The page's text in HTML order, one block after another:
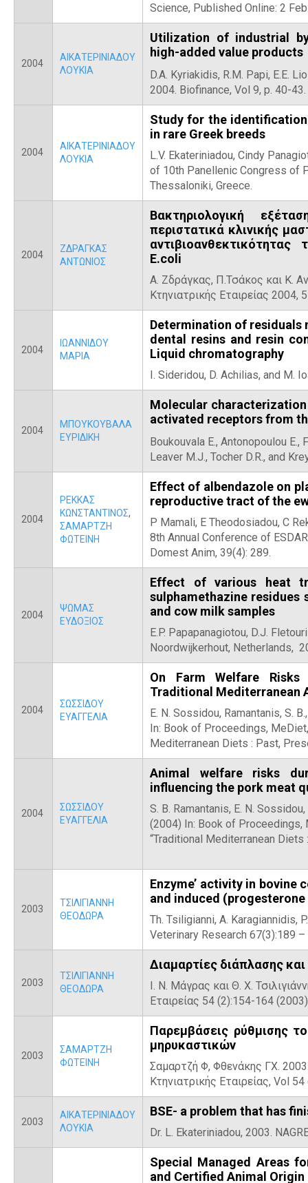
Science, Published Online: 2
2004
ΑΙΚΑΤΕΡΙΝΙΑΔΟΥ
ΛΟΥΚΙΑ
Utilization of industrial
high-added value products
D.A. Kyriakidis, R.M. Papi, E.E.
2004. Biofinance, Vol 9, p. 40-43.
2004
ΑΙΚΑΤΕΡΙΝΙΑΔΟΥ
ΛΟΥΚΙΑ
Study for the
in rare Greek breeds
L.V. Ekateriniadou, Cindy
of 10th Panellenic Congress of
Thessaloniki, Greece.
2004
ΖΔΡΑΓΚΑΣ
ΑΝΤΩΝΙΟΣ
Βακτηριολογική
περιστατικά κλινικής
E.coli
Α. Ζδράγκας, Π.Τσάκος και Κ.
Κτηνιατρικής Εταιρείας 2004,
2004
ΙΩΑΝΝΙΔΟΥ
ΜΑΡΙΑ
Determination of
dental resins and resin
Liquid chromatography
I. Sideridou, D. Achilias, and M.
2004
ΜΠΟΥΚΟΥΒΑΛΑ
ΕΥΡΙΔΙΚΗ
Molecular
activated receptors from
Boukouvala E., Antonopoulou E.,
Leaver M.J., Tocher D.R., and
2004
ΡΕΚΚΑΣ
ΚΩΝΣΤΑΝΤΙΝΟΣ,
ΣΑΜΑΡΤΖΗ
ΦΩΤΕΙΝΗ
Effect of albendazole on
reproductive tract of the
P Mamali, E Theodosiadou, C
8th Annual Conference of
Domest Anim, 39(4): 289.
2004
ΨΩΜΑΣ
ΕΥΔΟΞΙΟΣ
Effect of various heat
sulphamethazine
and cow milk samples
E.P. Papapanagiotou, D.J.
Noordwijkerhout, Netherlands,
2004
ΣΩΣΣΙΔΟΥ
ΕΥΑΓΓΕΛΙΑ
On Farm Welfare
Traditional Mediterranean
E. N. Sossidou, Ramantanis, S.
In: Book of Proceedings,
Mediterranean Diets : Past,
2004
ΣΩΣΣΙΔΟΥ
ΕΥΑΓΓΕΛΙΑ
Animal welfare risks
influencing the pork meat
S. B. Ramantanis, E. N.
(2004) In: Book of Proceedings,
“Traditional Mediterranean
2003
ΤΣΙΛΙΓΙΑΝΝΗ
ΘΕΟΔΩΡΑ
Enzyme’ activity in bovine
and induced
Th. Tsiligianni, A. Karagiannidis,
Veterinary Research 67(3):189
2003
ΤΣΙΛΙΓΙΑΝΝΗ
ΘΕΟΔΩΡΑ
Διαμαρτίες διάπλασης
Ι. Ν. Μάγρας και Θ. X.
Εταιρείας 54 (2):154-164
2003
ΣΑΜΑΡΤΖΗ
ΦΩΤΕΙΝΗ
Παρεμβάσεις ρύθμισης
μηρυκαστικών
Σαμαρτζή Φ, Φθενάκης ΓΧ.
Κτηνιατρικής Εταιρείας, Vol
2003
ΑΙΚΑΤΕΡΙΝΙΑΔΟΥ
ΛΟΥΚΙΑ
BSE- a problem that has
Dr. L. Ekateriniadou, 2003.
Special Managed Areas
and Certified Animal